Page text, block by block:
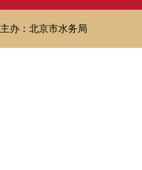
主办：北京市水务局